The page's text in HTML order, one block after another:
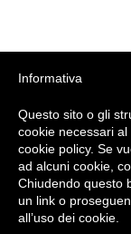
Informativa
Questo sito o gli
cookie necessari
cookie policy. Se
ad alcuni cookie,
Chiudendo questo
un link o
all’uso dei cookie.